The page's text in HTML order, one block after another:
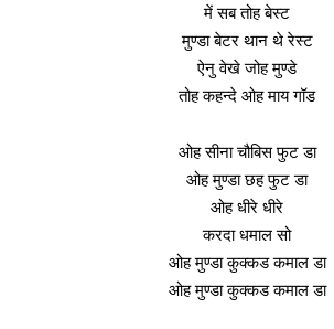
में सब तोह बेस्ट
मुण्डा बेटर थान थे रेस्ट
ऐनु वेखे जोह मुण्डे
तोह कहन्दे ओह माय गॉड
ओह सीना चौबिस फुट डा
ओह मुण्डा छह फुट डा
ओह धीरे धीरे
करदा धमाल सो
ओह मुण्डा कुक्कड कमाल डा
ओह मुण्डा कुक्कड कमाल डा